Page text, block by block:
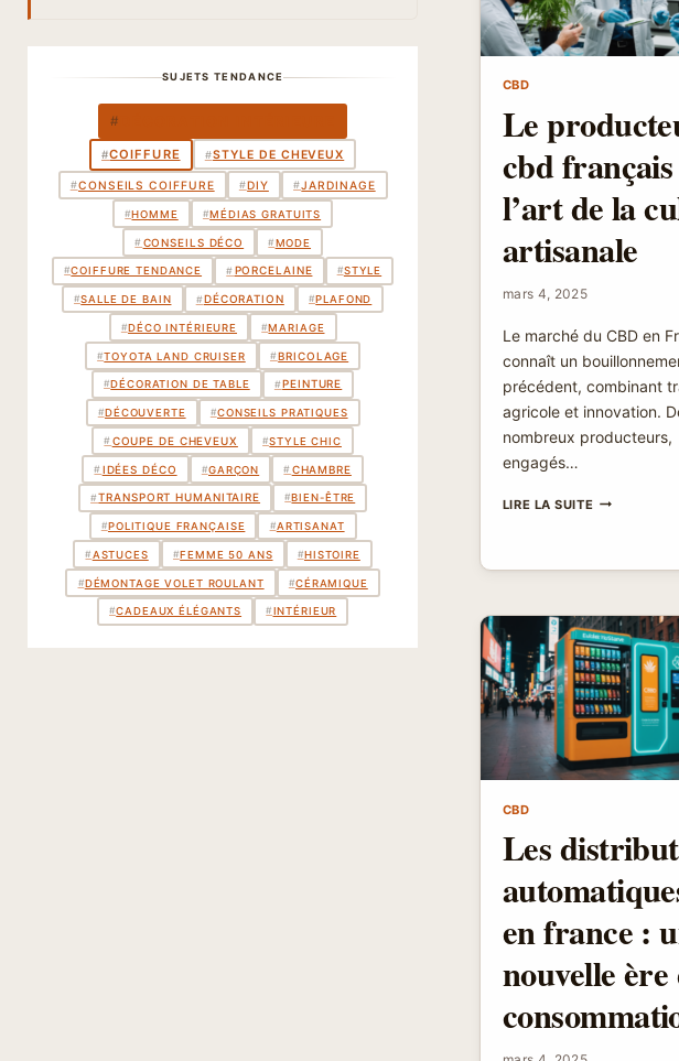
ROANNE
PREND
UNE
CBD
Le
cbd
l’art de la
artisanale
mars 4, 2025
Le marché du CBD en
connaît un
précédent, combinant
agricole et innovation.
nombreux producteurs,
engagés…
LIRE LA SUITELE
DE
LA
CULTURE
ARTISANALE
CBD
Les
en france :
nouvelle ère
SUJETS TENDANCE
#
#COIFFURE #STYLE DE CHEVEUX
#CONSEILS COIFFURE #DIY #JARDINAGE
#HOMME #MÉDIAS GRATUITS
#CONSEILS DÉCO # MODE
#COIFFURE TENDANCE #PORCELAINE #STYLE
#SALLE DE BAIN #DÉCORATION #PLAFOND
#DÉCO INTÉRIEURE #MARIAGE
#TOYOTA LAND CRUISER #BRICOLAGE
# DÉCORATION DE TABLE #PEINTURE
#DÉCOUVERTE #CONSEILS PRATIQUES
#COUPE DE CHEVEUX #STYLE CHIC
#IDÉES DÉCO #GARÇON #CHAMBRE
#TRANSPORT HUMANITAIRE #BIEN-ÊTRE
#POLITIQUE FRANÇAISE #ARTISANAT
# ASTUCES #FEMME 50 ANS #HISTOIRE
#DÉMONTAGE VOLET ROULANT #CÉRAMIQUE
#CADEAUX ÉLÉGANTS # INTÉRIEUR